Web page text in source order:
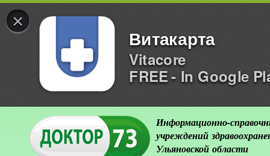
×
Витакарта
Vitacore
FREE - In Google
Информационно-
учреждений
Ульяновской области